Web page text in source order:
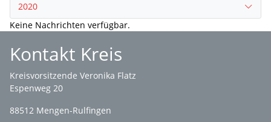
2020
Keine Nachrichten verfügbar.
Kontakt Kreis
Kreisvorsitzende Veronika Flatz
Espenweg 20
88512 Mengen-Rulfingen